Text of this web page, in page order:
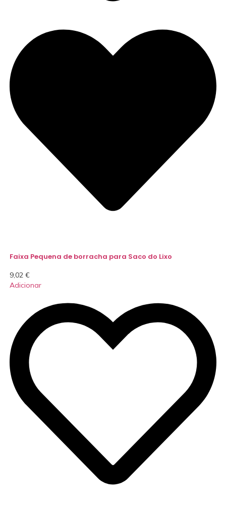
Faixa Pequena de borracha para Saco do Lixo
9,02 €
Adicionar